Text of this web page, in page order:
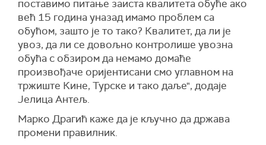
поставимо питање заиста квалитета обуће ако
већ 15 година уназад имамо проблем са
обућом, зашто је то тако? Квалитет, да ли је
увоз, да ли се довољно контролише увозна
обућа с обзиром да немамо домаће
произвођаче оријентисани смо углавном на
тржиште Кине, Турске и тако даље", додаје
Јелица Антељ.
Марко Драгић каже да је кључно да држава
промени правилник.